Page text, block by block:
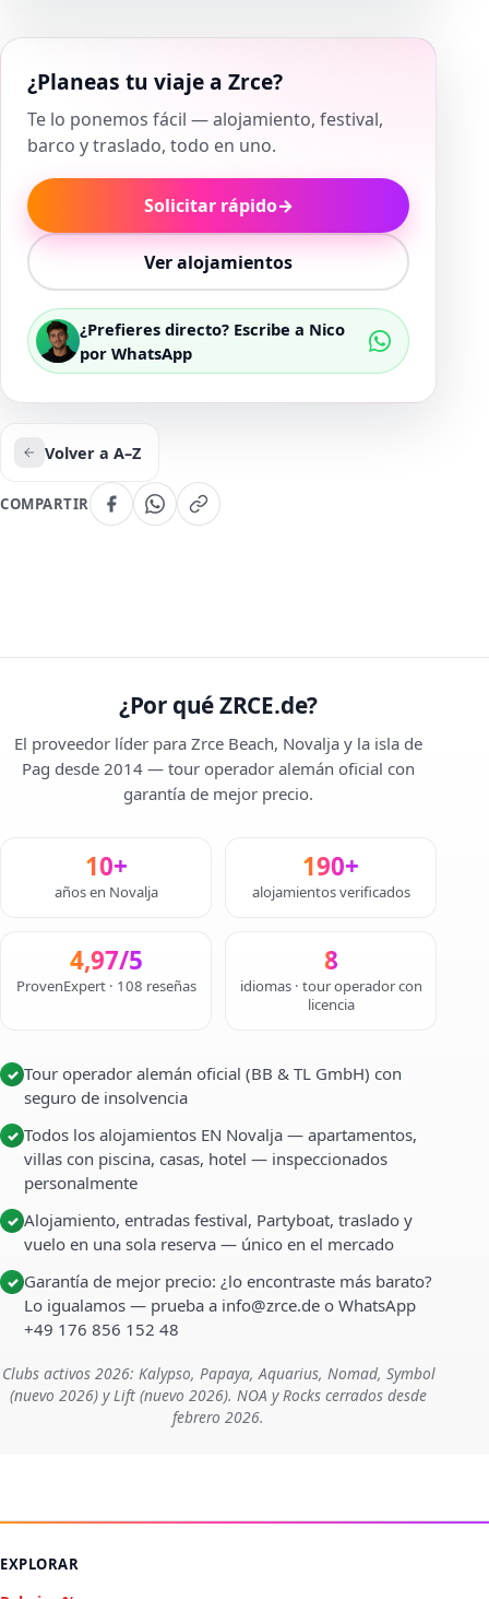
¿Planeas tu viaje a Zrce?
Te lo ponemos fácil — alojamiento, festival,
barco y traslado, todo en uno.
Solicitar rápido→
Ver alojamientos
¿Prefieres directo? Escribe a Nico
por WhatsApp
Volver a A–Z
COMPARTIR
¿Por qué ZRCE.de?
El proveedor líder para Zrce Beach, Novalja y la isla de
Pag desde 2014 — tour operador alemán oficial con
garantía de mejor precio.
10+
años en Novalja
190+
alojamientos verificados
4,97/5
ProvenExpert · 108 reseñas
8
idiomas · tour operador con
licencia
✓ Tour operador alemán oficial (BB & TL GmbH) con
seguro de insolvencia
✓ Todos los alojamientos EN Novalja — apartamentos,
villas con piscina, casas, hotel — inspeccionados
personalmente
✓ Alojamiento, entradas festival, Partyboat, traslado y
vuelo en una sola reserva — único en el mercado
✓ Garantía de mejor precio: ¿lo encontraste más barato?
Lo igualamos — prueba a info@zrce.de o WhatsApp
+49 176 856 152 48
Clubs activos 2026: Kalypso, Papaya, Aquarius, Nomad, Symbol
(nuevo 2026) y Lift (nuevo 2026). NOA y Rocks cerrados desde
febrero 2026.
EXPLORAR